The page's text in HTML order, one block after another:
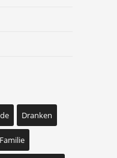
Dranken
Familie